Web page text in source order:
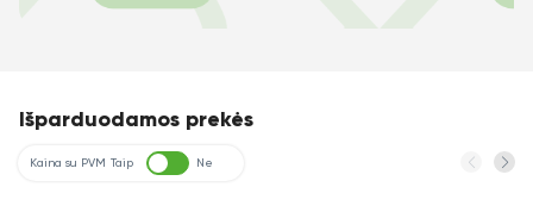
Išparduodamos prekės
Kaina su PVM Taip Ne